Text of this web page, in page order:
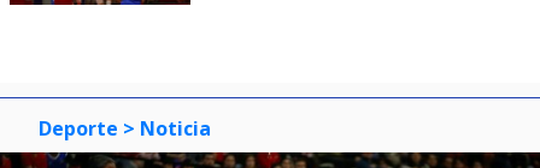
Deporte > Noticia